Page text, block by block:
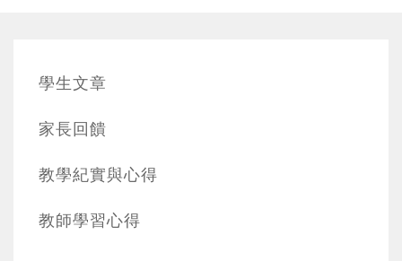
學生文章
家長回饋
教學紀實與心得
教師學習心得